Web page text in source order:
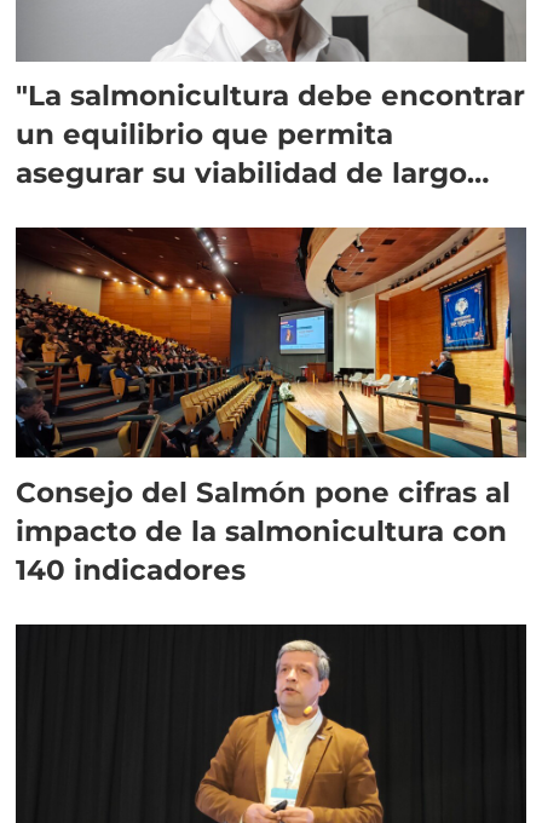
"La salmonicultura debe encontrar
un equilibrio que permita
asegurar su viabilidad de largo
Consejo del Salmón pone cifras al
impacto de la salmonicultura con
140 indicadores